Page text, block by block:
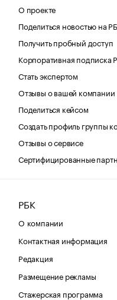
О проекте
Поделиться новостью на
Получить пробный доступ
Корпоративная подписка
Стать экспертом
Отзывы о вашей компании
Поделиться кейсом
Создать профиль группы
Отзывы о сервисе
Сертифицированные
РБК
О компании
Контактная информация
Редакция
Размещение рекламы
Стажерская программа